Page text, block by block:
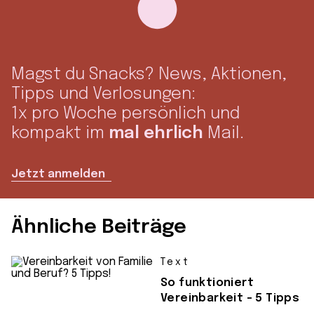
Magst du Snacks? News, Aktionen,
Tipps und Verlosungen:
1x pro Woche persönlich und
kompakt im mal ehrlich Mail.
Jetzt anmelden
Ähnliche Beiträge
Text
So funktioniert
Vereinbarkeit – 5 Tipps